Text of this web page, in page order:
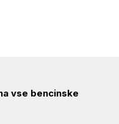
vse bencinske